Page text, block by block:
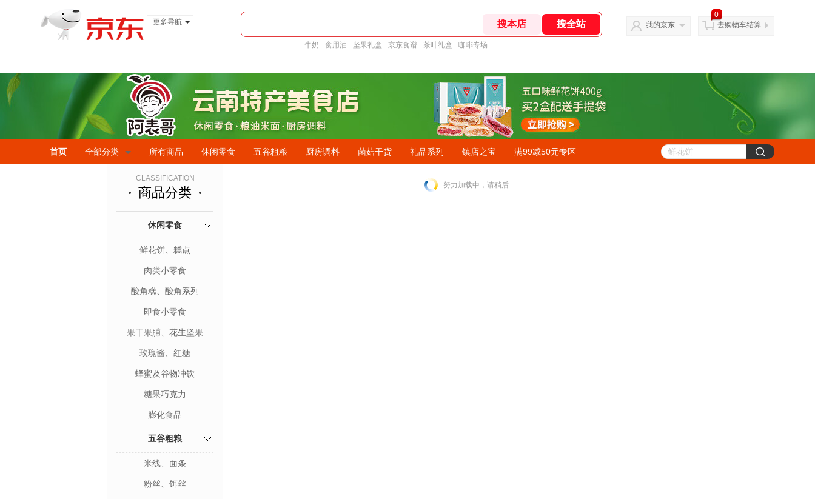
更多导航
牛奶 食用油 坚果礼盒 京东食谱 茶叶礼盒 咖啡专场
我的京东
0
去购物车结算
首页 全部分类 所有商品 休闲零食 五谷粗粮 厨房调料 菌菇干货 礼品系列 镇店之宝 满99减50元专区
CLASSIFICATION
商品分类
休闲零食
鲜花饼、糕点
肉类小零食
酸角糕、酸角系列
即食小零食
果干果脯、花生坚果
玫瑰酱、红糖
蜂蜜及谷物冲饮
糖果巧克力
膨化食品
五谷粗粮
米线、面条
粉丝、饵丝
努力加载中，请稍后...